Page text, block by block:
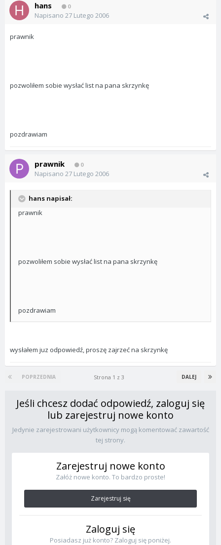
hans 0
Napisano 27 Lutego 2006
prawnik
pozwoliłem sobie wysłać list na pana skrzynkę
pozdrawiam
prawnik 0
Napisano 27 Lutego 2006
hans napisał:
prawnik
pozwoliłem sobie wysłać list na pana skrzynkę
pozdrawiam
wysłałem juz odpowiedź, proszę zajrzeć na skrzynkę
POPRZEDNIA DALEJ
Strona 1 z 3
Jeśli chcesz dodać odpowiedź, zaloguj się
lub zarejestruj nowe konto
Jedynie zarejestrowani użytkownicy mogą komentować zawartość
tej strony.
Zarejestruj nowe konto
Załóż nowe konto. To bardzo proste!
Zarejestruj się
Zaloguj się
Posiadasz już konto? Zaloguj się poniżej.